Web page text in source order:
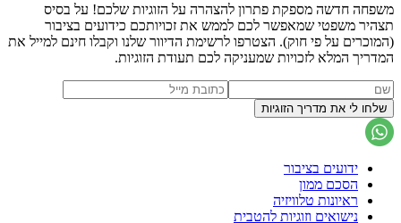
משפחה חדשה מספקת פתרון להצהרה על הזוגיות שלכם! על בסיס
תצהיר משפטי שמאפשר לכם לממש את זכויותכם כידועים בציבור
(המוכרים על פי חוק). הצטרפו לרשימת הדיוור שלנו וקבלו חינם למייל את
המדריך המלא לזכויות שמעניקה לכם תעודת הזוגיות.
ידועים בציבור
הסכם ממון
ראיונות טלוויזיה
נישואים וזוגיות להטבית